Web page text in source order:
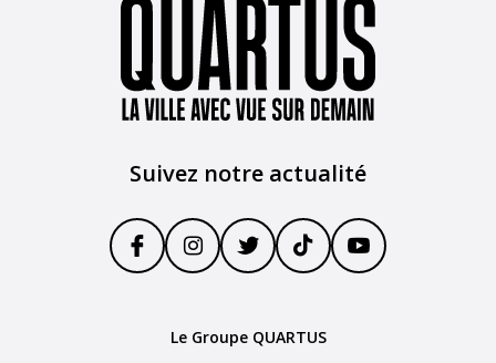
Suivez notre actualité
Le Groupe QUARTUS